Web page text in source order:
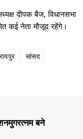
दीपक बैज, विधानसभा
कई नेता मौजूद रहेंगे।
रायपुर
सांसद
बने